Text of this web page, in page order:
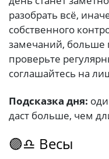
разобрать всё,
собственного
замечаний, больше
проверьте
соглашайтесь на
Подсказка дня:
даст больше, чем
🟣♎ Весы